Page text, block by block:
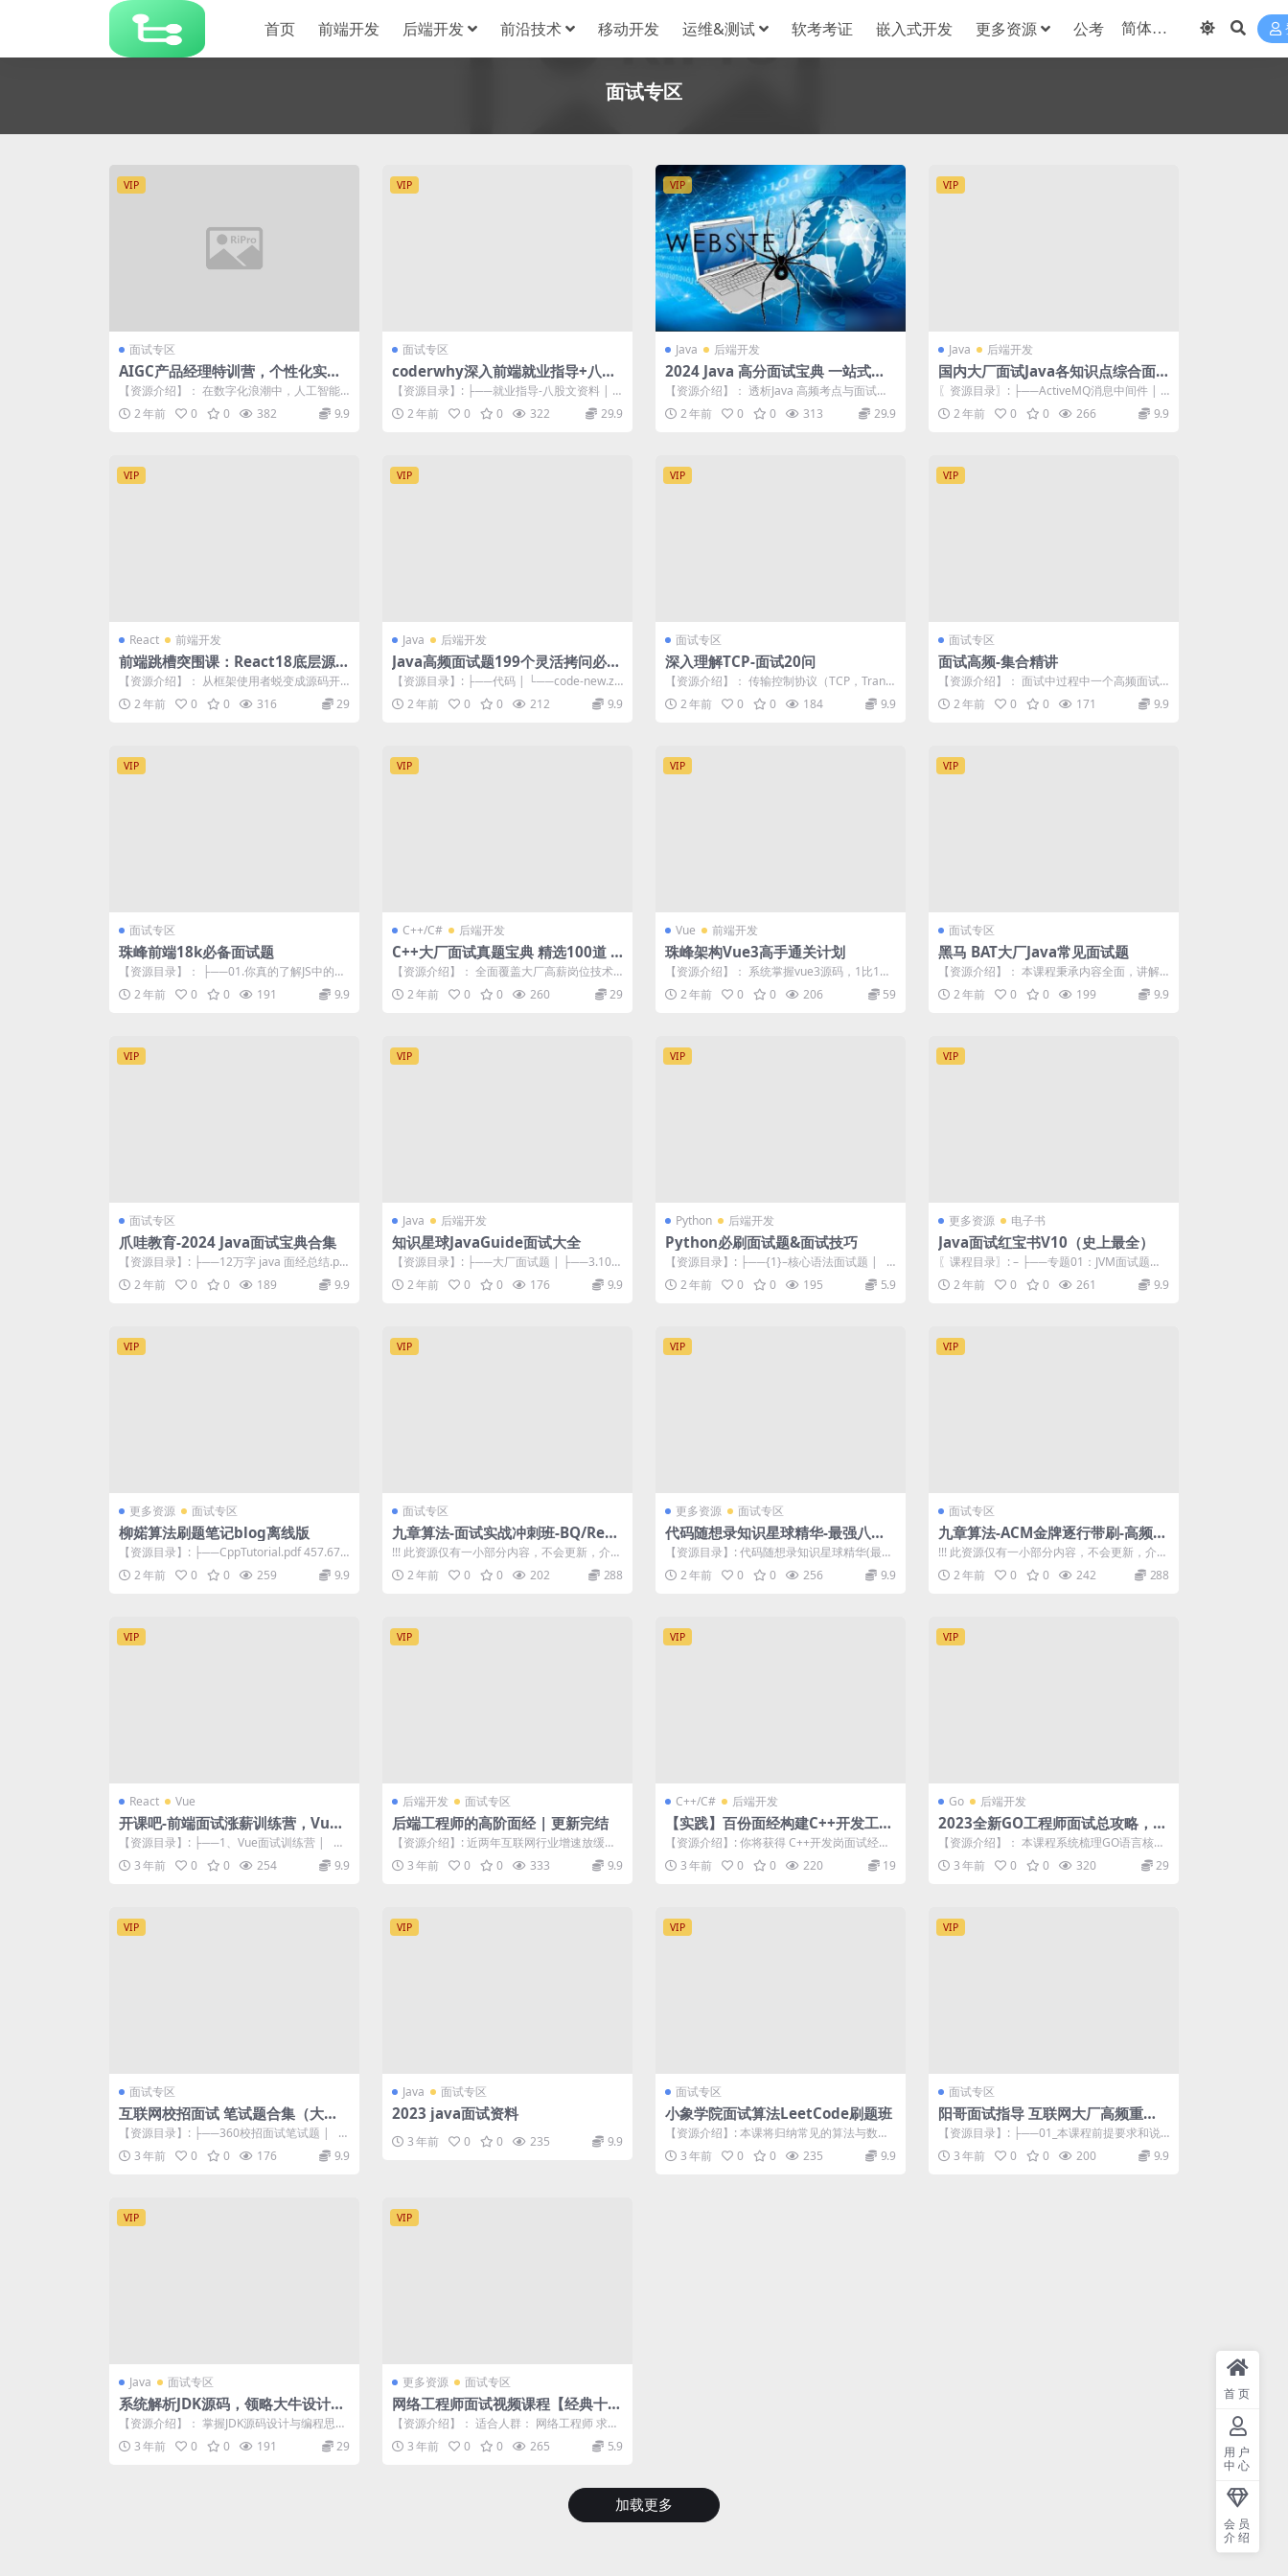
首页 前端开发 后端开发 前沿技术 移动开发 运维&测试 软考考证 嵌入式开发 更多资源 公考
面试专区
VIP
面试专区
AIGC产品经理特训营，个性化实战
项目，求职全流程辅导
【资源介绍】： 在数字化浪潮中，人工智能
与大数据的结合为各行各业带来了前所未有
的...2 年前 0 0 382 9.9
VIP
面试专区
coderwhy深入前端就业指导+八股
文
【资源目录】: ├──就业指导-八股文资料 | ├
──code | | ├──0...
2 年前 0 0 322 29.9
VIP
Java 后端开发
2024 Java 高分面试宝典 一站式搞
定技术面&项目面
【资源介绍】： 透析Java 高频考点与面试陷
阱，轻松应对技术与项目面试困境，先...
2 年前 0 0 313 29.9
VIP
Java 后端开发
国内大厂面试Java各知识点综合面
试题
〖资源目录〗: ├──ActiveMQ消息中间件 | └
──ActiveMQ消息...
2 年前 0 0 266 9.9
VIP
React 前端开发
前端跳槽突围课：React18底层源码
深入剖析
【资源介绍】： 从框架使用者蜕变成源码开
发与贡献者，助力前端工程师顺利摆脱就
业，...2 年前 0 0 316 29
VIP
Java 后端开发
Java高频面试题199个灵活拷问必斩
offer
【资源目录】: ├──代码 | └──code-new.zi
p 37.53M ├...
2 年前 0 0 212 9.9
VIP
面试专区
深入理解TCP-面试20问
【资源介绍】： 传输控制协议（TCP，Trans
mission Control ...
2 年前 0 0 184 9.9
VIP
面试专区
面试高频-集合精讲
【资源介绍】： 面试中过程中一个高频面试
点就是：集合。很多初学者都停留在应用层
面...2 年前 0 0 171 9.9
VIP
面试专区
珠峰前端18k必备面试题
【资源目录】： ├──01.你真的了解JS中的数
据类型检测吗？.mp4 446...
2 年前 0 0 191 9.9
VIP
C++/C# 后端开发
C++大厂面试真题宝典 精选100道 |
更新至2章
【资源介绍】： 全面覆盖大厂高薪岗位技术
面，项目面，精准努力，轻松拿offer ...
2 年前 0 0 260 29
VIP
Vue 前端开发
珠峰架构Vue3高手通关计划
【资源介绍】： 系统掌握vue3源码，1比1手
写vue3源码，58道vue面试题...
2 年前 0 0 206 59
VIP
面试专区
黑马 BAT大厂Java常见面试题
【资源介绍】： 本课程秉承内容全面，讲解
透彻的理念，从面试的技术技能和非技术技
能...2 年前 0 0 199 9.9
VIP
面试专区
爪哇教育-2024 Java面试宝典合集
【资源目录】: ├──12万字 java 面经总结.pdf
13.14M ├──...
2 年前 0 0 189 9.9
VIP
Java 后端开发
知识星球JavaGuide面试大全
【资源目录】: ├──大厂面试题 | ├──3.10万
字总结java面试题和答案...
2 年前 0 0 176 9.9
VIP
Python 后端开发
Python必刷面试题&面试技巧
【资源目录】: ├──{1}–核心语法面试题 | ├
──[1.1...
2 年前 0 0 195 5.9
VIP
更多资源 电子书
Java面试红宝书V10（史上最全）
〖课程目录〗: – ├──专题01：JVM面试题
（卷王专供 + 史上...
2 年前 0 0 261 9.9
VIP
更多资源 面试专区
柳婼算法刷题笔记blog离线版
【资源目录】: ├──CppTutorial.pdf 457.67k
b ├──e...
2 年前 0 0 259 9.9
VIP
面试专区
九章算法-面试实战冲刺班-BQ/Resu
me/Project/Design 第30期|2023
版|独家资源
!!! 此资源仅有一小部分内容，不会更新，介意
者勿以此资源开会员 面试实战冲刺班...
2 年前 0 0 202 288
VIP
更多资源 面试专区
代码随想录知识星球精华-最强八股
文（第五版）
【资源目录】: 代码随想录知识星球精华(最强
八股文)第五版（面经篇) .pdf ...
2 年前 0 0 256 9.9
VIP
面试专区
九章算法-ACM金牌逐行带刷-高频题
第28期|2023版|独家资源
!!! 此资源仅有一小部分内容，不会更新，介意
者勿以此资源开会员 ACM金牌逐行...
2 年前 0 0 242 288
VIP
React Vue
开课吧-前端面试涨薪训练营，Vue
面试+React面试
【资源目录】: ├──1、Vue面试训练营 | ├
──1-v-if和v-fo...
3 年前 0 0 254 9.9
VIP
后端开发 面试专区
后端工程师的高阶面经 | 更新完结
【资源介绍】: 近两年互联网行业增速放缓，
ChatGPT 又引发了一波新的 AI...
3 年前 0 0 333 9.9
VIP
C++/C# 后端开发
【实践】百份面经构建C++开发工程
师核心技术栈知识图谱
【资源介绍】: 你将获得 C++开发岗面试经验
汇总 系统复习、准备简历、投递简历...
3 年前 0 0 220 19
VIP
Go 后端开发
2023全新GO工程师面试总攻略，助
力快速斩获offer | 更新至8章
【资源介绍】： 本课程系统梳理GO语言核
心，后端开发通用核心技术及高通过率面试
经...3 年前 0 0 320 29
VIP
面试专区
互联网校招面试 笔试题合集（大厂
全系列）
【资源目录】: ├──360校招面试笔试题 | ├
──奇虎360 2013校...
3 年前 0 0 176 9.9
VIP
Java 面试专区
2023 java面试资料
3 年前 0 0 235 9.9
VIP
面试专区
小象学院面试算法LeetCode刷题班
【资源介绍】: 本课将归纳常见的算法与数据
结构知识，全方位讲解企业面试中的编程真...
3 年前 0 0 235 9.9
VIP
面试专区
阳哥面试指导 互联网大厂高频重点
面试题
【资源目录】: ├──01_本课程前提要求和说
明.avi 37.54M ├──0...
3 年前 0 0 200 9.9
VIP
Java 面试专区
系统解析JDK源码，领略大牛设计思
想，JAVA面试必备
【资源介绍】： 掌握JDK源码设计与编程思
想，领悟Java编程思想的核心 JDK...
3 年前 0 0 191 29
VIP
更多资源 面试专区
网络工程师面试视频课程【经典十
问】（面试技巧+技术问题）
【资源介绍】： 适合人群： 网络工程师 求职
者 应届毕业生 厂商/集成商/甲方网...
3 年前 0 0 265 5.9
加载更多
首页
用户
中心
会员
介绍